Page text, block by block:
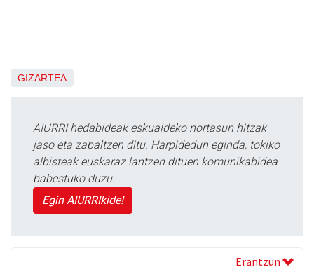
GIZARTEA
AIURRI hedabideak eskualdeko nortasun hitzak
jaso eta zabaltzen ditu. Harpidedun eginda, tokiko
albisteak euskaraz lantzen dituen komunikabidea
babestuko duzu.
Egin AIURRIkide!
Erantzun